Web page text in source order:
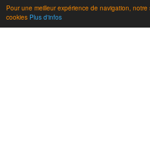
Pour une meilleur expérience de navigation, notre
cookies Plus d'infos
CGU
INFO@VISITESPASSION.PRO